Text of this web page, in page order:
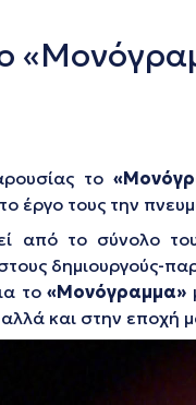
το
τους την
από το σύνολο
δημιουργούς-
το«Μονόγραμμα»
και στην εποχή